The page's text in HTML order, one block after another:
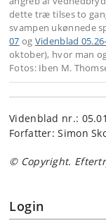
dette træ tilses to
svampen ukønnede
07 og Videnblad
oktober), hvor man
Fotos: Iben M.
Videnblad nr.:
Forfatter: Simon
© Copyright.
Login